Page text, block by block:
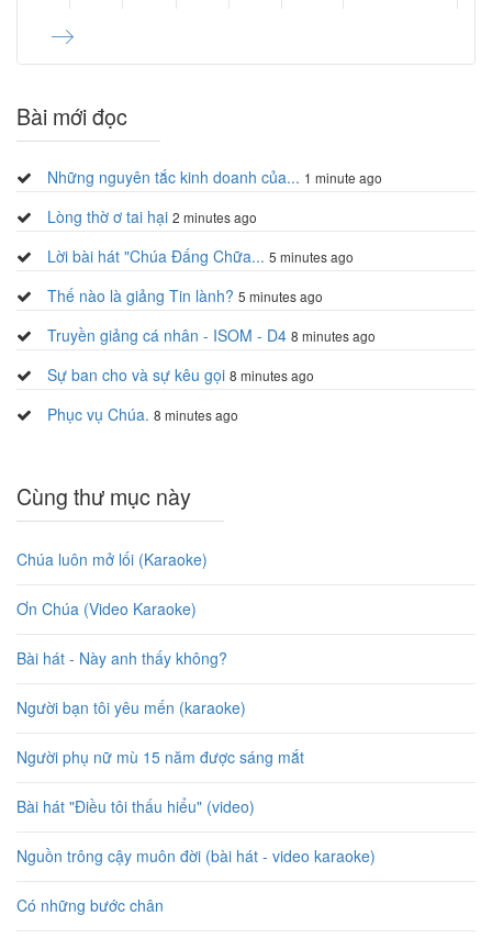
Bài mới đọc
Những nguyên tắc kinh doanh của... 1 minute ago
Lòng thờ ơ tai hại 2 minutes ago
Lời bài hát "Chúa Đấng Chữa... 5 minutes ago
Thế nào là giảng Tin lành? 5 minutes ago
Truyền giảng cá nhân - ISOM - D4 8 minutes ago
Sự ban cho và sự kêu gọi 8 minutes ago
Phục vụ Chúa. 8 minutes ago
Cùng thư mục này
Chúa luôn mở lối (Karaoke)
Ơn Chúa (Video Karaoke)
Bài hát - Này anh thấy không?
Người bạn tôi yêu mến (karaoke)
Người phụ nữ mù 15 năm được sáng mắt
Bài hát "Điều tôi thấu hiểu" (video)
Nguồn trông cậy muôn đời (bài hát - video karaoke)
Có những bước chân